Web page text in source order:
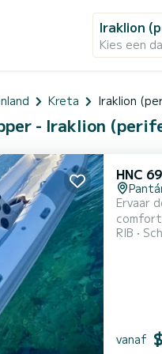
Iraklion
Kies een
Kreta Iraklion
- Iraklion
HNC
Ervaar
het
RIB
vanaf